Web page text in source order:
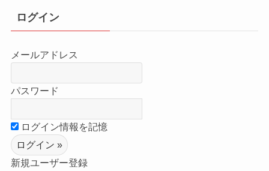
ログイン
メールアドレス
パスワード
ログイン情報を記憶
新規ユーザー登録